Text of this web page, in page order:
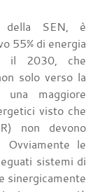
della SEN, è
55% di energia
il 2030, che
solo verso la
una maggiore
visto che
non devono
le
sistemi di
sinergicamente